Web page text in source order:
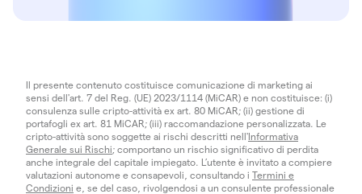
Il presente contenuto costituisce comunicazione di marketing ai
sensi dell'art. 7 del Reg. (UE) 2023/1114 (MiCAR) e non costituisce: (i)
consulenza sulle cripto-attività ex art. 80 MiCAR; (ii) gestione di
portafogli ex art. 81 MiCAR; (iii) raccomandazione personalizzata. Le
cripto-attività sono soggette ai rischi descritti nell'Informativa
Generale sui Rischi; comportano un rischio significativo di perdita
anche integrale del capitale impiegato. L’utente è invitato a compiere
valutazioni autonome e consapevoli, consultando i Termini e
Condizioni e, se del caso, rivolgendosi a un consulente professionale